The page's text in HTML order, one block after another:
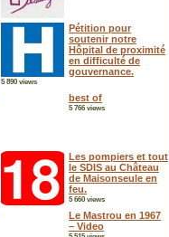
Pétition pour
soutenir notre
Hôpital de proximité
en difficulté de
gouvernance.
5 890 views
best of
5 766 views
Les pompiers et tout
le SDIS au Château
de Maisonseule en
feu.
5 660 views
Le Mastrou en 1967
– Video